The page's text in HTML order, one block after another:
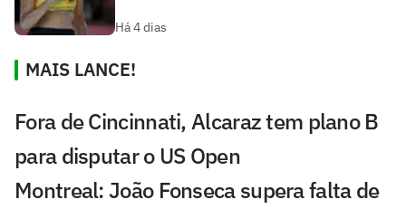
Há 4 dias
MAIS LANCE!
Fora de Cincinnati, Alcaraz tem plano B
para disputar o US Open
Montreal: João Fonseca supera falta de